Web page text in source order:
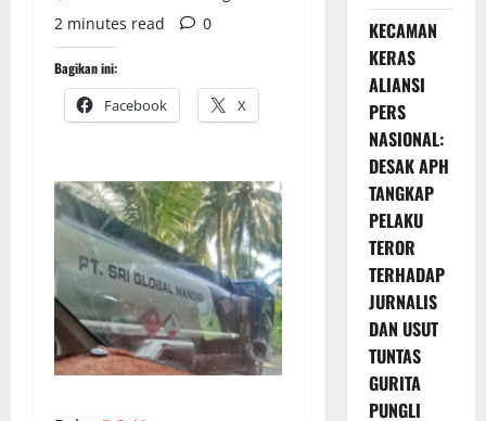
2 minutes read
0
Bagikan ini:
Facebook X
KECAMAN
KERAS
ALIANSI
PERS
NASIONAL:
DESAK APH
TANGKAP
PELAKU
TEROR
TERHADAP
JURNALIS
DAN USUT
TUNTAS
GURITA
PUNGLI